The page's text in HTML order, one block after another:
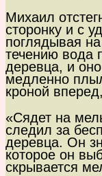
Михаил
сторонку и с
поглядывая
течению вода
деревца, и
медленно
кроной
«Сядет на
следил за
деревца. Он
которое он
скрывается